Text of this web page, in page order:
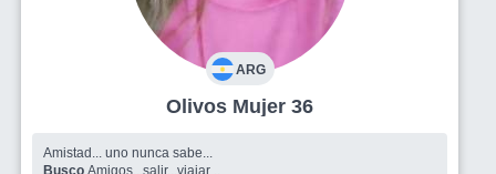
ARG
Olivos Mujer 36
Amistad... uno nunca sabe...